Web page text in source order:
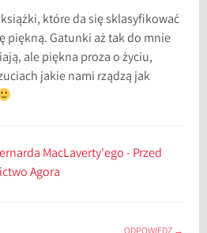
L
a
v
e
,
które da się sklasyfikować
piękną. Gatunki aż tak do mnie
ale piękna proza o życiu,
jakie nami rządzą jak
MacLaverty'ego - Przed
Agora